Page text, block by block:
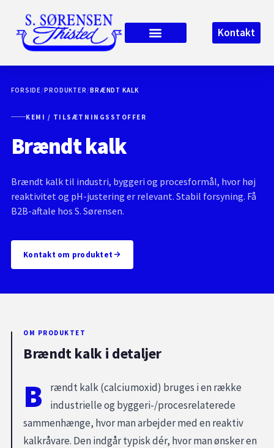
Kontakt
FORSIDE/PRODUKTER /BRÆNDT KALK
KEMI / TILSÆTNINGSSTOFFER
Brændt kalk
Brændt kalk til industri, byggeri og procesformål, hvor høj
reaktivitet og pH-justering er relevant. Stabil forsyning. Få
B2B-aftale hos S. Sørensen.
Kontakt om produktet
OM PRODUKTET
Brændt kalk i detaljer
B
rændt kalk (calciumoxid) bruges i en række
industrielle og byggeri-/procesrelaterede
sammenhænge, hvor man arbejder med en reaktiv
kalkråvare. Den indgår typisk dér, hvor man ønsker en